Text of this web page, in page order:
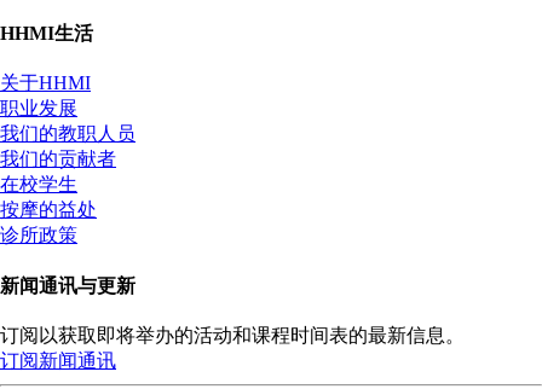
HHMI生活
关于HHMI
职业发展
我们的教职人员
我们的贡献者
在校学生
按摩的益处
诊所政策
新闻通讯与更新
订阅以获取即将举办的活动和课程时间表的最新信息。
订阅新闻通讯